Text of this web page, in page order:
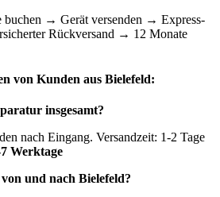
buchen → Gerät versenden → Express-
Rückversand → 12 Monate
von Kunden aus Bielefeld:
insgesamt?
nach Eingang. Versandzeit: 1-2 Tage
Werktage
und nach Bielefeld?